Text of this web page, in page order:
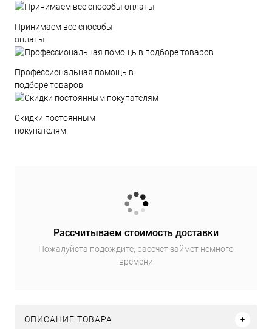
Принимаем все способы
оплаты
Профессиональная помощь в
подборе товаров
Скидки постоянным
покупателям
Рассчитываем стоимость доставки
Пожалуйста подождите, рассчет займет немного
времени
ОПИСАНИЕ ТОВАРА